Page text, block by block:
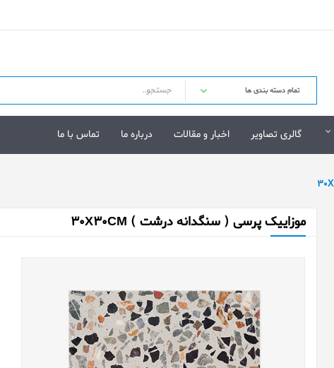
گالری تصاویر اخبار و مقالات درباره ما تماس با ما
موزاییک پرسی ( سنگدانه درشت ) 30X30CM